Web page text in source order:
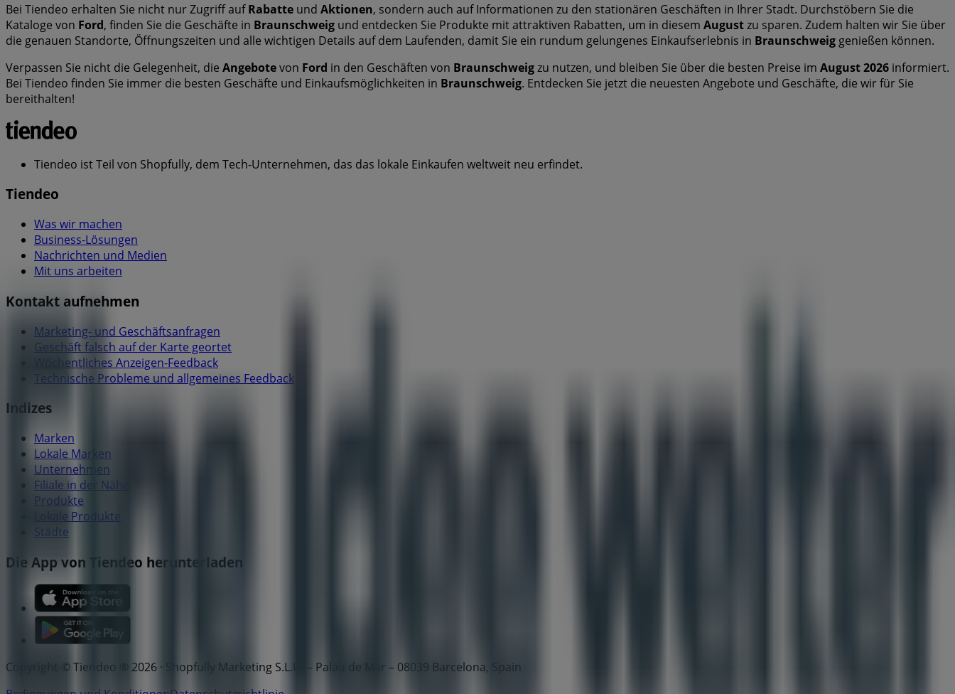
Bei Tiendeo erhalten Sie nicht nur Zugriff aufRabatte und Aktionen, sondern auch auf Informationen zu den stationären Geschäften in Ihrer Stadt. Durchstöbern Sie die
Kataloge von Ford, finden Sie die Geschäfte in Braunschweig und entdecken Sie Produkte mit attraktiven Rabatten, um in diesem Augustzu sparen. Zudem halten wir Sie über
die genauen Standorte, Öffnungszeiten und alle wichtigen Details auf dem Laufenden, damit Sie ein rundum gelungenes Einkaufserlebnis in Braunschweig genießen können.
Verpassen Sie nicht die Gelegenheit, die Angebotevon Ford in den Geschäften von Braunschweigzu nutzen, und bleiben Sie über die besten Preise im August 2026 informiert.
Bei Tiendeo finden Sie immer die besten Geschäfte und Einkaufsmöglichkeiten in Braunschweig. Entdecken Sie jetzt die neuesten Angebote und Geschäfte, die wir für Sie
bereithalten!
Tiendeo ist Teil von Shopfully, dem Tech-Unternehmen, das das lokale Einkaufen weltweit neu erfindet.
Tiendeo
Was wir machen
Business-Lösungen
Nachrichten und Medien
Mit uns arbeiten
Kontakt aufnehmen
Marketing- und Geschäftsanfragen
Geschäft falsch auf der Karte geortet
Wöchentliches Anzeigen-Feedback
Technische Probleme und allgemeines Feedback
Indizes
Marken
Lokale Marken
Unternehmen
Filiale in der Nähe
Produkte
Lokale Produkte
Städte
Die App von Tiendeo herunterladen
Copyright © Tiendeo ® 2026 · Shopfully Marketing S.L.U. – Palau de Mar – 08039 Barcelona, Spain